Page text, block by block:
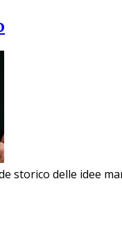
storico delle idee